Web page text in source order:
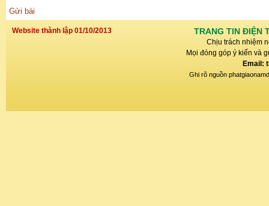
Gửi bài
Website thành lập 01/10/2013 TRANG TIN ĐIỆN
Chịu trách nhiệm
Mọi đóng góp ý kiến và
Email:
Ghi rõ nguồn